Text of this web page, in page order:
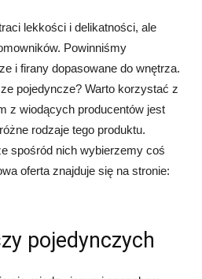
lekkości i delikatności, ale
Powinniśmy
i firany dopasowane do wnętrza.
pojedyncze? Warto korzystać z
z wiodących producentów jest
rodzaje tego produktu.
spośród nich wybierzemy coś
oferta znajduje się na stronie:
pojedynczych